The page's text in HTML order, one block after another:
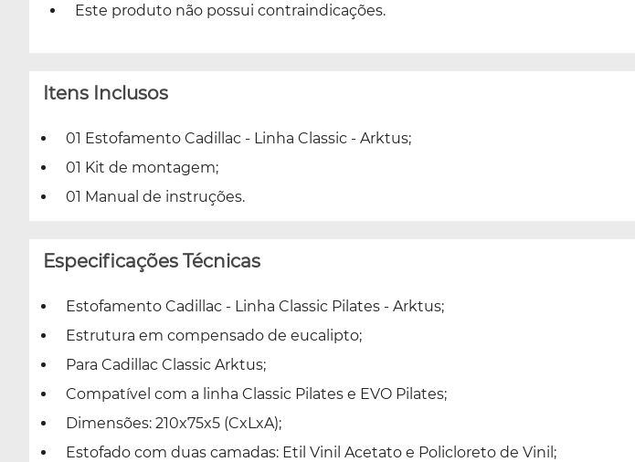
Este produto não possui contraindicações.
Itens Inclusos
01 Estofamento Cadillac - Linha Classic - Arktus;
01 Kit de montagem;
01 Manual de instruções.
Especificações Técnicas
Estofamento Cadillac - Linha Classic Pilates - Arktus;
Estrutura em compensado de eucalipto;
Para Cadillac Classic Arktus;
Compatível com a linha Classic Pilates e EVO Pilates;
Dimensões: 210x75x5 (CxLxA);
Estofado com duas camadas: Etil Vinil Acetato e Policloreto de Vinil;